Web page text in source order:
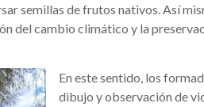
semillas de frutos nativos. Así
del cambio climático y la
En este sentido, los
dibujo y observación de